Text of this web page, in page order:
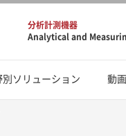
分析計測機器
Analytical and
別ソリューション 動